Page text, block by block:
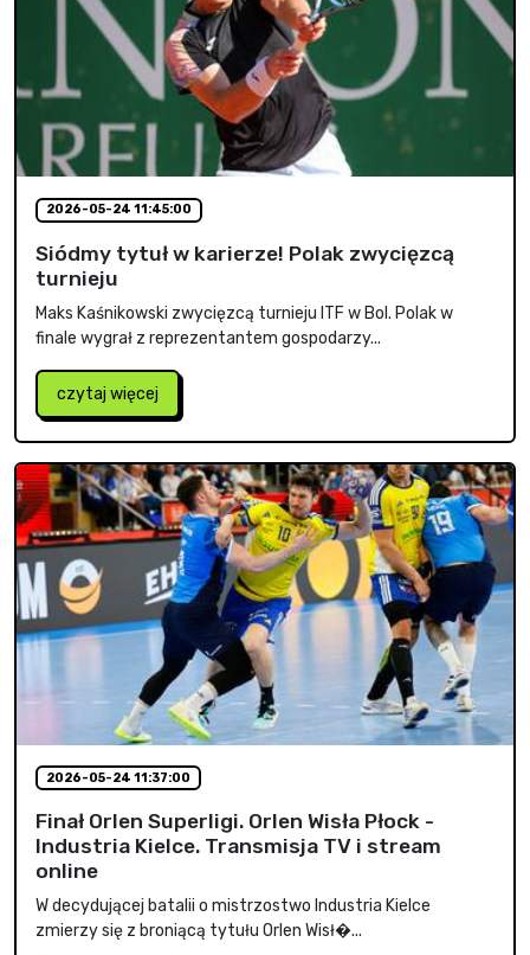
2026-05-24 11:45:00
Siódmy tytuł w karierze! Polak zwycięzcą
turnieju
Maks Kaśnikowski zwycięzcą turnieju ITF w Bol. Polak w
finale wygrał z reprezentantem gospodarzy...
czytaj więcej
2026-05-24 11:37:00
Finał Orlen Superligi. Orlen Wisła Płock -
Industria Kielce. Transmisja TV i stream
online
W decydującej batalii o mistrzostwo Industria Kielce
zmierzy się z broniącą tytułu Orlen Wisł�...